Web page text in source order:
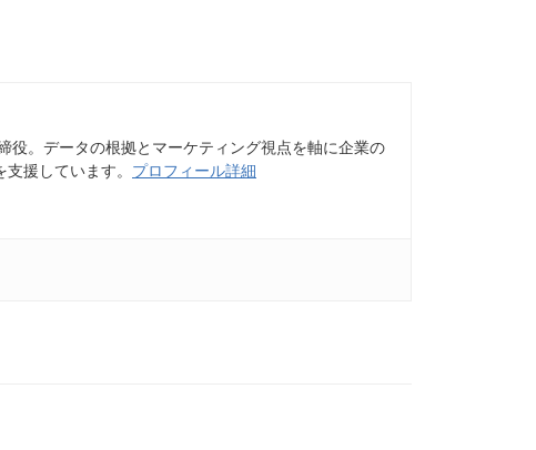
役。データの根拠とマーケティング視点を軸に企業の
援しています。 プロフィール詳細